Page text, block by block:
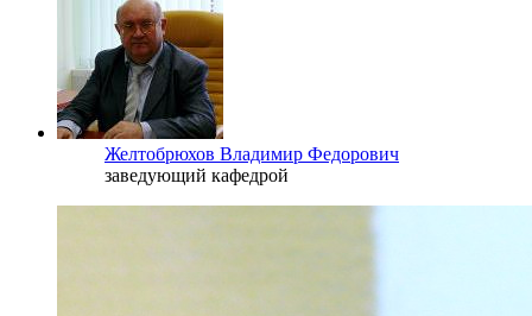
Желтобрюхов Владимир Федорович
заведующий кафедрой